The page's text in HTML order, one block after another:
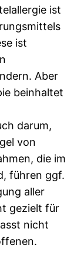
ist
ist
Aber
beinhaltet
darum,
von
die im
führen ggf.
aller
gezielt für
nicht